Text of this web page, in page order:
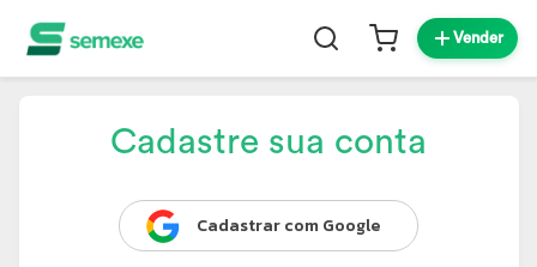
Vender
Cadastre sua conta
Cadastrar com Google